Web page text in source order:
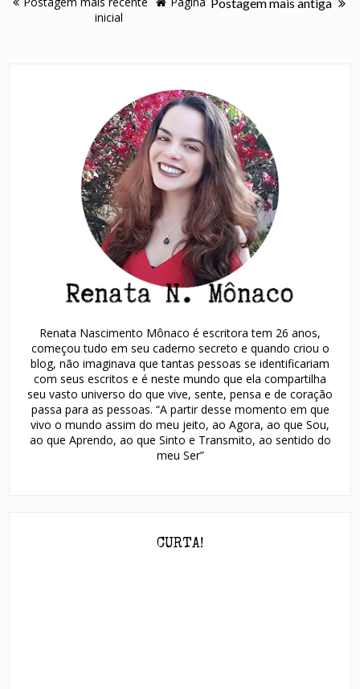
Postagem mais antiga
inicial
Renata Nascimento Mônaco é escritora tem 26 anos,
começou tudo em seu caderno secreto e quando criou o
blog, não imaginava que tantas pessoas se identificariam
com seus escritos e é neste mundo que ela compartilha
seu vasto universo do que vive, sente, pensa e de coração
passa para as pessoas. “A partir desse momento em que
vivo o mundo assim do meu jeito, ao Agora, ao que Sou,
ao que Aprendo, ao que Sinto e Transmito, ao sentido do
meu Ser”
CURTA!